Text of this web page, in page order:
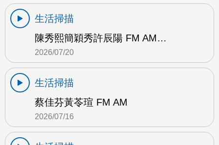
生活掃描
陳秀熙簡穎秀許辰陽 FM AM…
2026/07/20
生活掃描
蔡佳芬黃苓瑄 FM AM
2026/07/16